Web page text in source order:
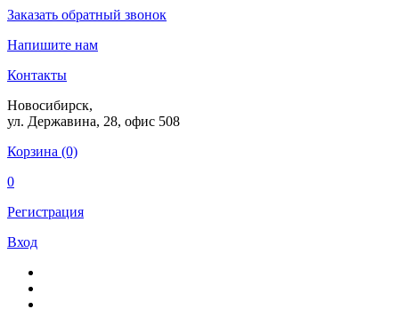
Заказать обратный звонок
Напишите нам
Контакты
Новосибирск,
ул. Державина, 28, офис 508
Корзина (0)
0
Регистрация
Вход